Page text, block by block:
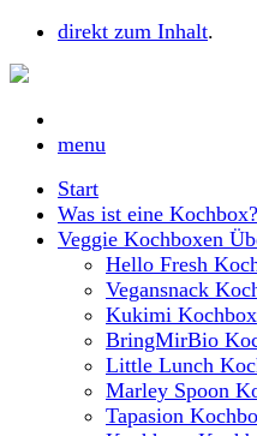
direkt zum Inhalt.
menu
Start
Was ist eine Kochbox?
Veggie Kochboxen
Hello Fresh
Vegansnack
Kukimi Kochbox
BringMirBio
Little Lunch
Marley Spoon
Tapasion